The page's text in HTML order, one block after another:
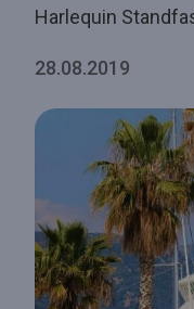
Harlequin
28.08.2019